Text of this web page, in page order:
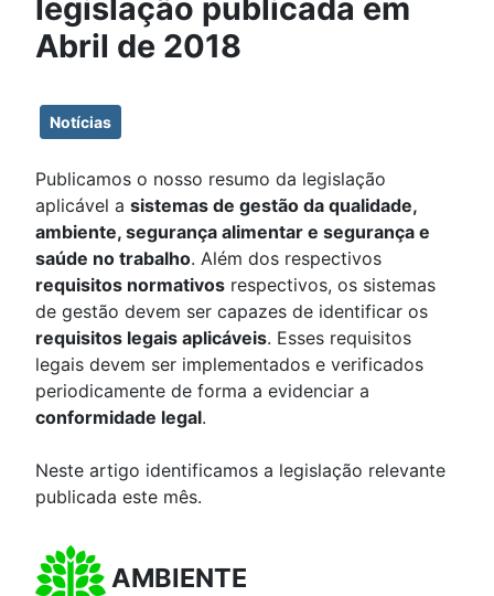
legislação publicada em
Abril de 2018
Notícias
Publicamos o nosso resumo da legislação
aplicável a sistemas de gestão da qualidade,
ambiente, segurança alimentar e segurança e
saúde no trabalho. Além dos respectivos
requisitos normativos respectivos, os sistemas
de gestão devem ser capazes de identificar os
requisitos legais aplicáveis. Esses requisitos
legais devem ser implementados e verificados
periodicamente de forma a evidenciar a
conformidade legal.
Neste artigo identificamos a legislação relevante
publicada este mês.
AMBIENTE